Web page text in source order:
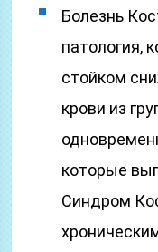
Болезнь
патология,
стойком
крови из
которые
Синдром